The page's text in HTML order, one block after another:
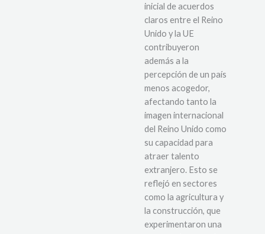
inicial de acuerdos
claros entre el Reino
Unido y la UE
contribuyeron
además a la
percepción de un país
menos acogedor,
afectando tanto la
imagen internacional
del Reino Unido como
su capacidad para
atraer talento
extranjero. Esto se
reflejó en sectores
como la agricultura y
la construcción, que
experimentaron una